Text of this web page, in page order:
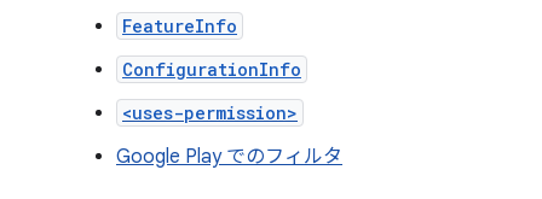
FeatureInfo
ConfigurationInfo
<uses-permission>
Google Play でのフィルタ